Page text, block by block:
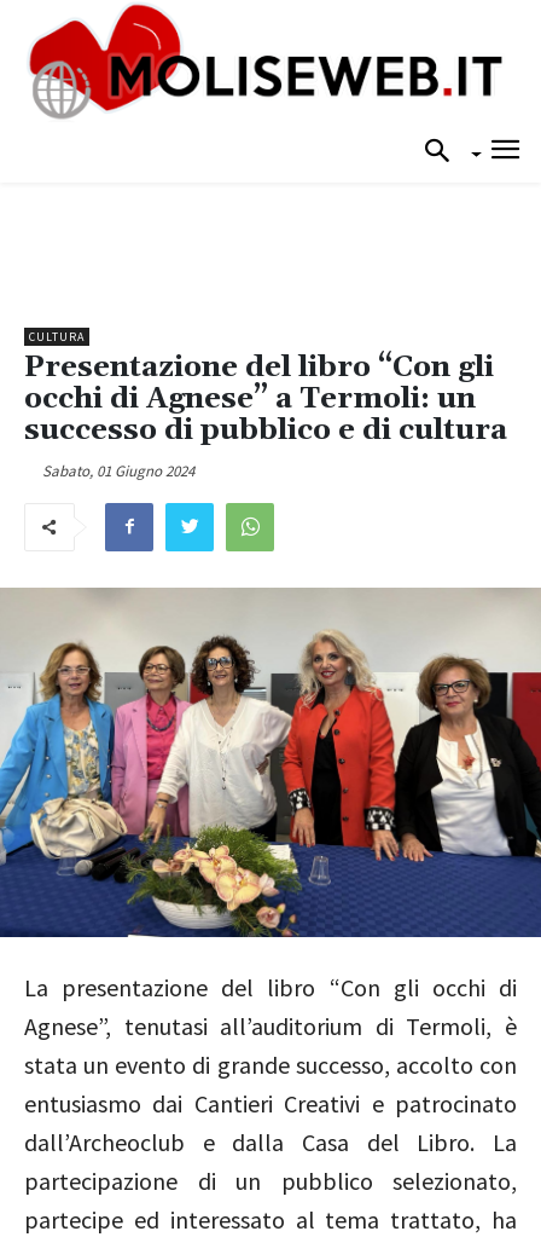
CULTURA
Presentazione del libro “Con gli
occhi di Agnese” a Termoli: un
successo di pubblico e di cultura
Sabato, 01 Giugno 2024
La presentazione del libro “Con gli occhi di
Agnese”, tenutasi all’auditorium di Termoli, è
stata un evento di grande successo, accolto con
entusiasmo dai Cantieri Creativi e patrocinato
dall’Archeoclub e dalla Casa del Libro. La
partecipazione di un pubblico selezionato,
partecipe ed interessato al tema trattato, ha